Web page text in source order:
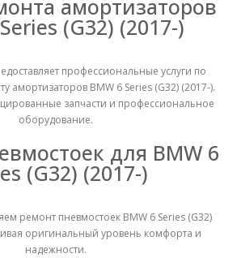
амортизаторов
(G32) (2017-)
профессиональные услуги по
амортизаторов BMW 6 Series (G32) (2017-).
запчасти и профессиональное
оборудование.
для BMW 6
(G32) (2017-)
ремонт пневмостоек BMW 6 Series (G32)
оригинальный уровень комфорта и
надежности.